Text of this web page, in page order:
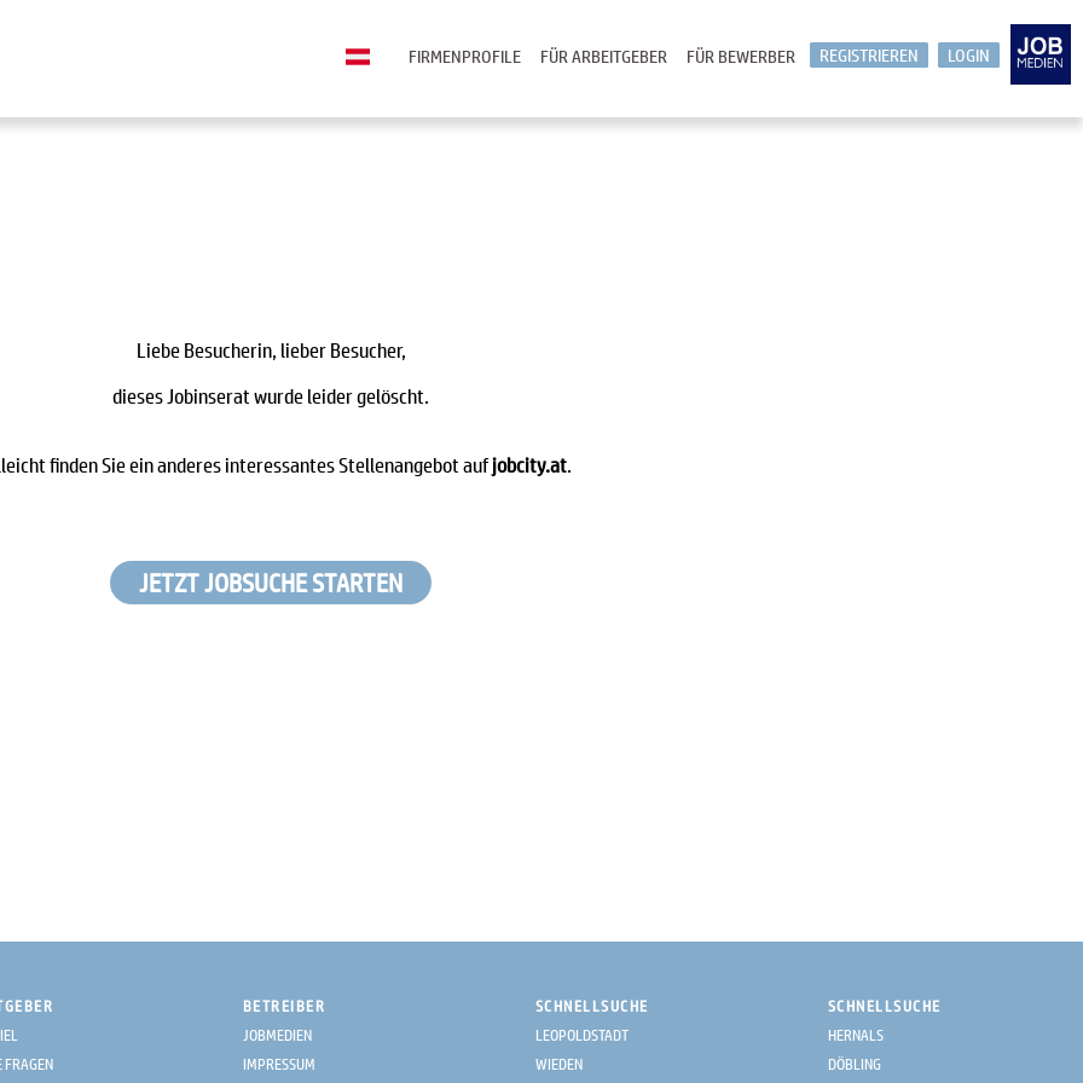
LOGIN
REGISTRIEREN
FÜR BEWERBER
FÜR ARBEITGEBER
FIRMENPROFILE
Liebe Besucherin, lieber Besucher,
dieses Jobinserat wurde leider gelöscht.
finden Sie ein anderes interessantes Stellenangebot aufjobcity.at.
JETZT JOBSUCHE STARTEN
FRAGEN
BETREIBER
JOBMEDIEN
IMPRESSUM
SCHNELLSUCHE
LEOPOLDSTADT
WIEDEN
SCHNELLSUCHE
HERNALS
DÖBLING